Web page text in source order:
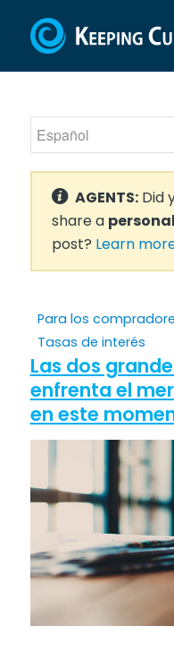
AGENTS:Did
share a
post? Learn
Para los
Tasas de interés
Las dos
enfrenta el
en este